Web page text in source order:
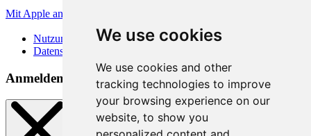
We use cookies
We use cookies and other
tracking technologies to improve
your browsing experience on our
website, to show you
Mit Apple anmelden
Nutzungsbedingungen
Datenschutzerklärung
Anmeldemethoden